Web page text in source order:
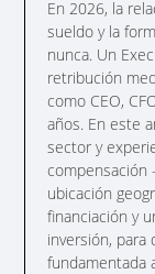
En 2026, la
sueldo y la
nunca. Un
retribución
como CEO,
años. En este
sector y
compensación
ubicación
financiación y
inversión, para
fundamentada